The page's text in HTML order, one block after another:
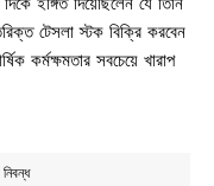
টেসলা স্টক বিক্রি করবেন
কর্মক্ষমতার সবচেয়ে খারাপ
নিবন্ধ